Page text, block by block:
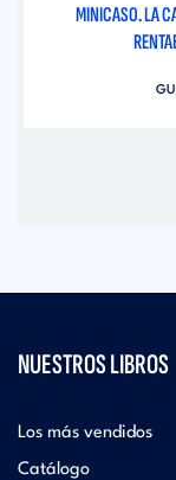
MINICASO. LA
NUESTROS LIBROS
Los más vendidos
Catálogo